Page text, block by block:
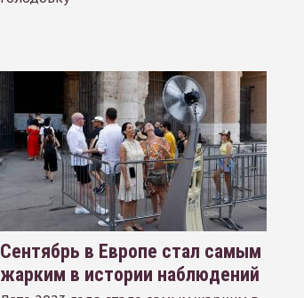
Сентябрь в Европе стал самым
жарким в истории наблюдений